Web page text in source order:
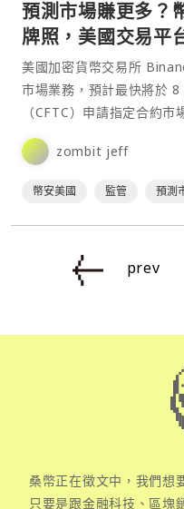
預測市場賺更多？
牌照，美國交易平
美國加密貨幣交易所
市場業務，預計最快將於
（CFTC）申請指定合約
zombit jeff
幣安美國 監管 預測
prev
桑幣正在徵文中，我們想
只要是跟金融科技、區塊